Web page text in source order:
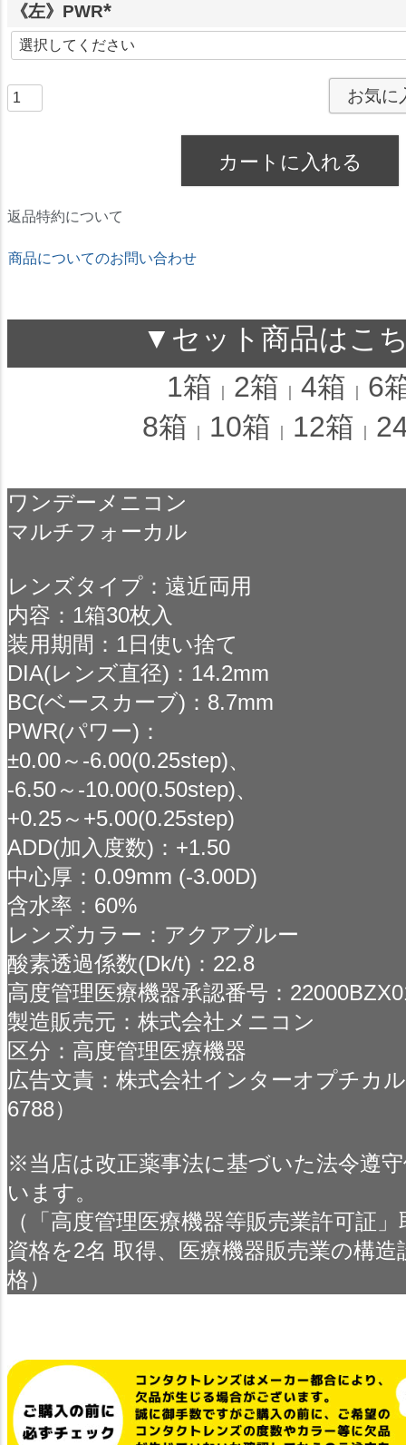
須
)
《左》PWR
(
必
お気に
カートに入れる
返品特約について
商品についてのお問い合わせ
▼セット商品はこ
1箱
2箱 4箱
6
8箱
10箱 12箱
ワンデーメニコン
マルチフォーカル
レンズタイプ：遠近両用
内容：1箱30枚入
装用期間：1日使い捨て
DIA(レンズ直径)：14.2mm
BC(ベースカーブ)：8.7mm
PWR(パワー)：
±0.00～-6.00(0.25step)、
-6.50～-10.00(0.50step)、
+0.25～+5.00(0.25step)
ADD(加入度数)：+1.50
中心厚：0.09mm (-3.00D)
含水率：60%
レンズカラー：アクアブルー
酸素透過係数(Dk/t)：22.8
高度管理医療機器承認番号：
製造販売元：株式会社メニコン
区分：高度管理医療機器
広告文責：株式会社インターオプチカ
6788）
※当店は改正薬事法に基づいた法令遵
います。
（「高度管理医療機器等販売業許可証
資格を2名 取得、医療機器販売業の構造
格）